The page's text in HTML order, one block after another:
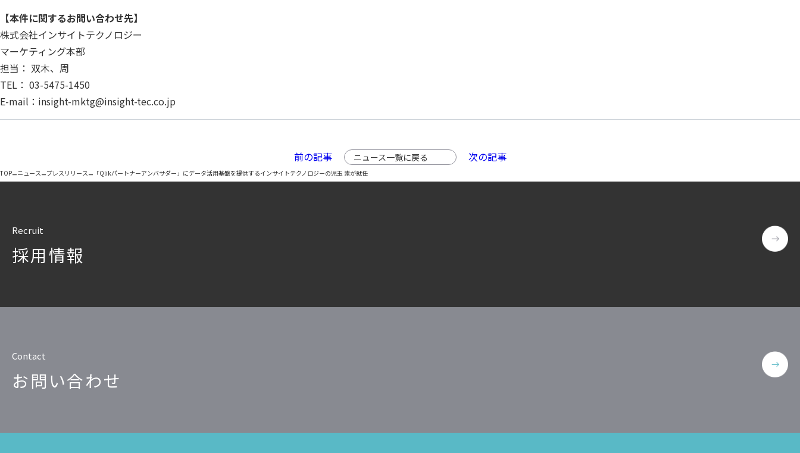
【本件に関するお問い合わせ先】
株式会社インサイトテクノロジー
マーケティング本部
担当： 双木、周
TEL： 03-5475-1450
E-mail：insight-mktg@insight-tec.co.jp
前の記事 次の記事
ニュース一覧に戻る
TOP–ニュース–プレスリリース– 「Qlikパートナーアンバサダー」にデータ活用基盤を提供するインサイトテクノロジーの児玉 崇が就任
Recruit
採用情報
Contact
お問い合わせ